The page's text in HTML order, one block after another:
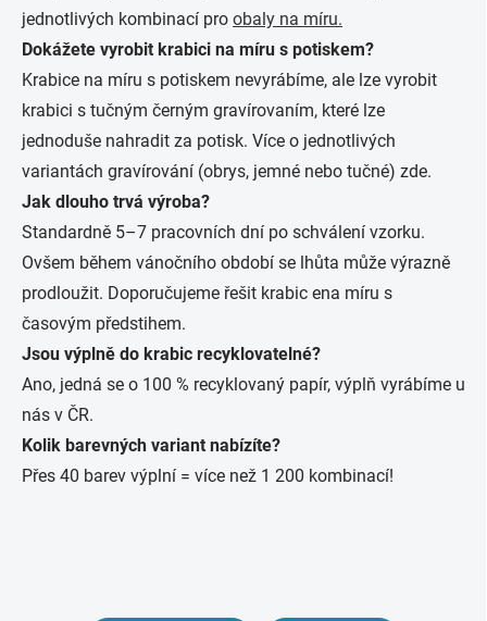
jednotlivých kombinací pro obaly na míru.
Dokážete vyrobit krabici na míru s potiskem?
Krabice na míru s potiskem nevyrábíme, ale lze vyrobit
krabici s tučným černým gravírovaním, které lze
jednoduše nahradit za potisk. Více o jednotlivých
variantách gravírování (obrys, jemné nebo tučné) zde.
Jak dlouho trvá výroba?
Standardně 5–7 pracovních dní po schválení vzorku.
Ovšem během vánočního období se lhůta může výrazně
prodloužit. Doporučujeme řešit krabic ena míru s
časovým předstihem.
Jsou výplně do krabic recyklovatelné?
Ano, jedná se o 100 % recyklovaný papír, výplň vyrábíme u
nás v ČR.
Kolik barevných variant nabízíte?
Přes 40 barev výplní = více než 1 200 kombinací!